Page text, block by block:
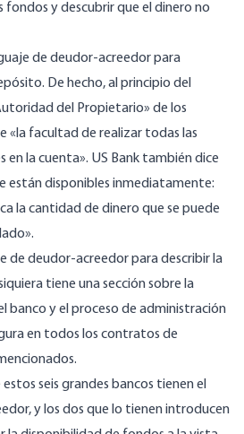
fondos y descubrir que el dinero no
de deudor-acreedor para
De hecho, al principio del
del Propietario» de los
«la facultad de realizar todas las
en la cuenta». US Bank también dice
están disponibles inmediatamente:
la cantidad de dinero que se puede
de deudor-acreedor para describir la
tiene una sección sobre la
banco y el proceso de administración
en todos los contratos de
seis grandes bancos tienen el
y los dos que lo tienen introducen